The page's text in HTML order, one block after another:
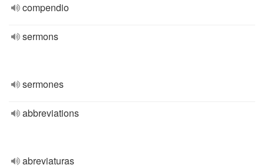
compendio
sermons
sermones
abbreviations
abreviaturas